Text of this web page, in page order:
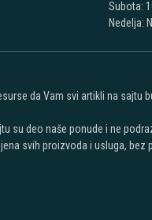
Subota:
Nedelja:
da Vam svi artikli na
su deo naše ponude i ne
svih proizvoda i usluga, bez